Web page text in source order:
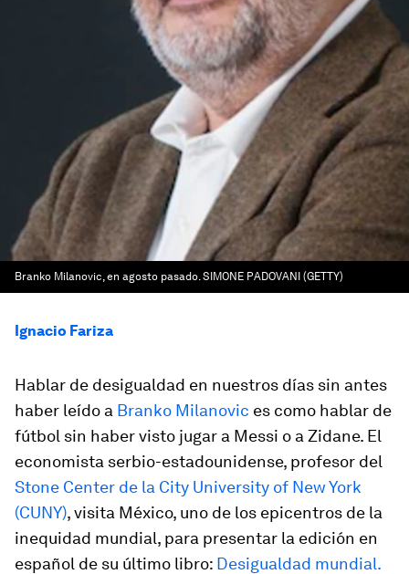
Branko Milanovic, en agosto pasado. SIMONE PADOVANI (GETTY)
Ignacio Fariza
Hablar de desigualdad en nuestros días sin antes
haber leído a Branko Milanovic es como hablar de
fútbol sin haber visto jugar a Messi o a Zidane. El
economista serbio-estadounidense, profesor del
Stone Center de la City University of New York
(CUNY), visita México, uno de los epicentros de la
inequidad mundial, para presentar la edición en
español de su último libro: Desigualdad mundial.